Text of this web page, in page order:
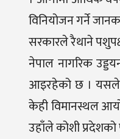
विनियोजन गर्ने
सरकारले रैथाने
नेपाल नागरिक
आइरहेको छ । यसले नै
केही विमानस्थल
उहाँले कोशी